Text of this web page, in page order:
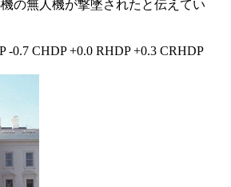
の無人機が撃墜されたと伝えてい
CHDP +0.0 RHDP +0.3 CRHDP